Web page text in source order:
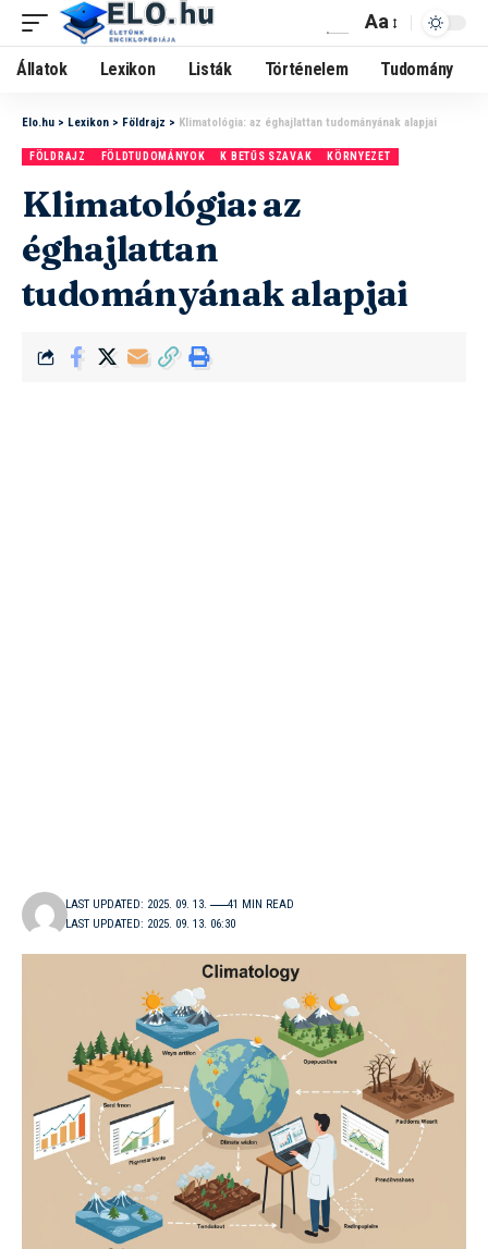
Aa
Állatok Lexikon Listák Történelem Tudomány
Elo.hu > Lexikon > Földrajz > Klimatológia: az éghajlattan tudományának alapjai
FÖLDRAJZ FÖLDTUDOMÁNYOK K BETŰS SZAVAK KÖRNYEZET
Klimatológia: az
éghajlattan
tudományának alapjai
LAST UPDATED: 2025. 09. 13. 06:30
LAST UPDATED: 2025. 09. 13. 41 MIN READ